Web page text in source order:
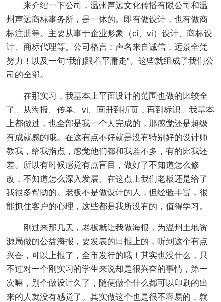
来介绍一下公司，温州声远文化传播有限公司和温
州声远商标事务所，是一体的。即有做设计，也有做商
标注册等。主要从事于企业形象（ci、vi）设计、商标设
计、商标代理等。公司格言：声名来自诚信，远景全凭
努力！以及一句“我们跟着平庸走”。这些就组成了我们公
司的全部。
在那实习，我基本上平面设计的范围也做的比较全
了。从海报、传单、vi、画册到折页，再到标识。我基本
上都做过，也全部是我一个人完成的，那感觉还是超级
有成就感的哦。在这有点不好就是没有特别好的设计师
教我，给我指点，感觉他们都和我差不多，有的比我还
差。所以有时候感觉有点盲目，做好了不知道怎么修
改，不知道怎么深入发展。在这点上我们老板还是给了
我很多帮助的。老板不是做设计的人，但经验丰富，很
能抓住客户的心理，这些都是我所没有的，值得学习。
刚过来那几天，老板就让我做海报，为温州土地资
源局做的公益海报，要发表的日报上的，听到这个有点
兴奋，可以上报了，全市发行的哦！其实也没什么，只
不过对一个刚实习的学生来说却是很兴奋的事情，第一
次嘛，别个做设计久了，随便做个什么都可以印刷的出
来的人就没有感觉了。其实做这个也是很不容易的，就